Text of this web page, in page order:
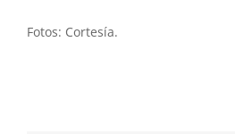
Fotos: Cortesía.